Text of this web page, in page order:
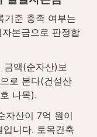
기준 충족 여부는
본금으로 판정합
금액(순자산)보
로 본다(건설산
나목).
자산이 7억 원이
니다. 토목건축